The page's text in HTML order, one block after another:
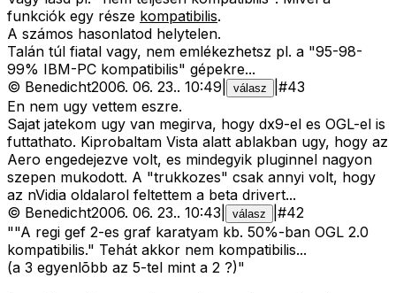
funkciók egy része kompatibilis.
A számos hasonlatod helytelen.
Talán túl fiatal vagy, nem emlékezhetsz pl. a "95-98-
99% IBM-PC kompatibilis" gépekre...
© Benedicht2006. 06. 23.. 10:49 válasz #43
En nem ugy vettem eszre.
Sajat jatekom ugy van megirva, hogy dx9-el es OGL-el is
futtathato. Kiprobaltam Vista alatt ablakban ugy, hogy az
Aero engedejezve volt, es mindegyik pluginnel nagyon
szepen mukodott. A "trukkozes" csak annyi volt, hogy
az nVidia oldalarol feltettem a beta drivert...
© Benedicht2006. 06. 23.. 10:43 válasz #42
""A regi gef 2-es graf karatyam kb. 50%-ban OGL 2.0
kompatibilis." Tehát akkor nem kompatibilis...
(a 3 egyenlõbb az 5-tel mint a 2 ?)"